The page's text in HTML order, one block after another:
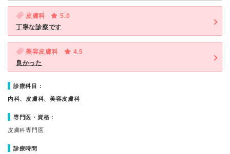
皮膚科
5.0
丁寧な診察です
美容皮膚科
4.5
良かった
診療科目：
内科、皮膚科、美容皮膚科
専門医・資格：
皮膚科専門医
診療時間